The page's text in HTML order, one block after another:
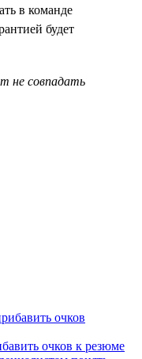
в команде
будет
не совпадать
очков к резюме